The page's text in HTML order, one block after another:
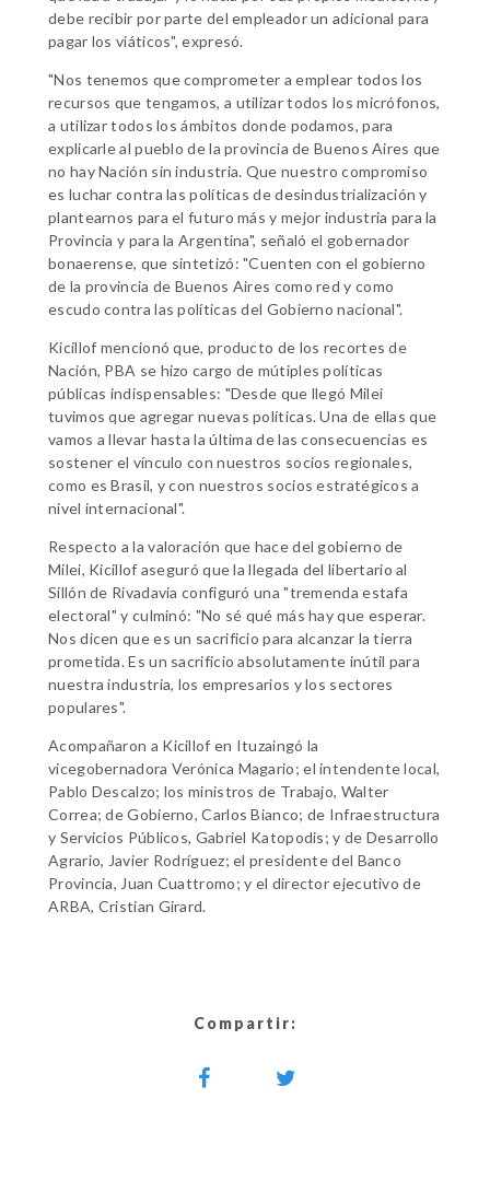
debe recibir por parte del empleador un adicional para
pagar los viáticos", expresó.
"Nos tenemos que comprometer a emplear todos los
recursos que tengamos, a utilizar todos los micrófonos,
a utilizar todos los ámbitos donde podamos, para
explicarle al pueblo de la provincia de Buenos Aires que
no hay Nación sin industria. Que nuestro compromiso
es luchar contra las políticas de desindustrialización y
plantearnos para el futuro más y mejor industria para la
Provincia y para la Argentina", señaló el gobernador
bonaerense, que sintetizó: "Cuenten con el gobierno
de la provincia de Buenos Aires como red y como
escudo contra las políticas del Gobierno nacional".
Kicillof mencionó que, producto de los recortes de
Nación, PBA se hizo cargo de mútiples políticas
públicas indispensables: "Desde que llegó Milei
tuvimos que agregar nuevas políticas. Una de ellas que
vamos a llevar hasta la última de las consecuencias es
sostener el vínculo con nuestros socios regionales,
como es Brasil, y con nuestros socios estratégicos a
nivel internacional".
Respecto a la valoración que hace del gobierno de
Milei, Kicillof aseguró que la llegada del libertario al
Sillón de Rivadavia configuró una "tremenda estafa
electoral" y culminó: "No sé qué más hay que esperar.
Nos dicen que es un sacrificio para alcanzar la tierra
prometida. Es un sacrificio absolutamente inútil para
nuestra industria, los empresarios y los sectores
populares".
Acompañaron a Kicillof en Ituzaingó la
vicegobernadora Verónica Magario; el intendente local,
Pablo Descalzo; los ministros de Trabajo, Walter
Correa; de Gobierno, Carlos Bianco; de Infraestructura
y Servicios Públicos, Gabriel Katopodis; y de Desarrollo
Agrario, Javier Rodríguez; el presidente del Banco
Provincia, Juan Cuattromo; y el director ejecutivo de
ARBA, Cristian Girard.
Compartir: